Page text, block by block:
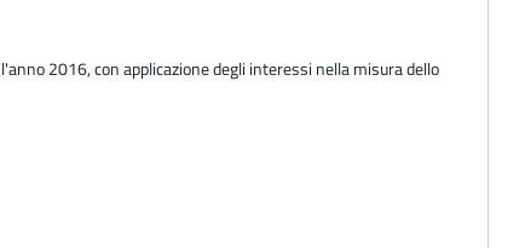
2016, con applicazione degli interessi nella misura dello